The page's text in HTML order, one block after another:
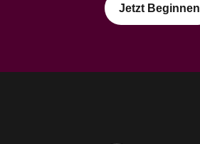
Jetzt Beginnen